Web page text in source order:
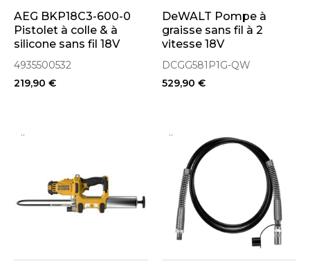
AEG BKP18C3-600-0
Pistolet à colle & à
silicone sans fil 18V
310ml & 600ml
(4935500532)
4935500532
219,90 €
DeWALT Pompe à
graisse sans fil à 2
vitesse 18V
DCGG581P1G-QW
1x5.0Ah
DCGG581P1G-QW
529,90 €
.. ..